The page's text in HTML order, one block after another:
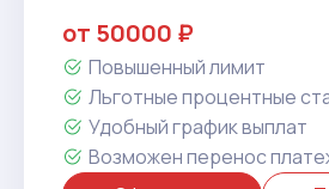
от 50000 ₽
Повышенный лимит
Льготные процентные
Удобный график выплат
Возможен перенос